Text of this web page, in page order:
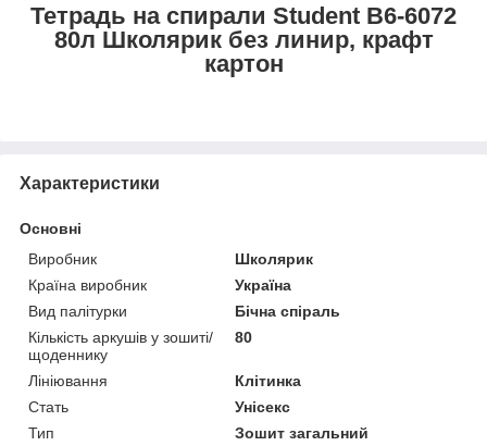
Тетрадь на спирали Student В6-6072
80л Школярик без линир, крафт
картон
Характеристики
Основні
Виробник
Школярик
Країна виробник
Україна
Вид палітурки
Бічна спіраль
Кількість аркушів у зошиті/
щоденнику
80
Лініювання
Клітинка
Стать
Унісекс
Тип
Зошит загальний